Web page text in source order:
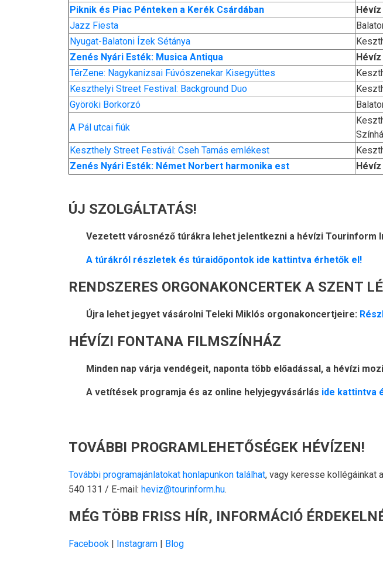
Piknik és Piac Pénteken a Kerék Csárdában
Hévíz
Jazz Fiesta
Nyugat-Balatoni Ízek Sétánya
Zenés Nyári Esték: Musica Antiqua
Hévíz
TérZene: Nagykanizsai Fúvószenekar Kisegyüttes
Keszthelyi Street Festival: Background Duo
Györöki Borkorzó
A Pál utcai fiúk
Keszthely Street Festivál: Cseh Tamás emlékest
Zenés Nyári Esték: Német Norbert harmonika est
Hévíz
ÚJ SZOLGÁLTATÁS!
Vezetett városnéző túrákra lehet jelentkezni a hévízi Tourinform
A túrákról részletek és túraidőpontok ide kattintva érhetők el!
RENDSZERES ORGONAKONCERTEK A SZENT
Újra lehet jegyet vásárolni Teleki Miklós orgonakoncertjeire:
HÉVÍZI FONTANA FILMSZÍNHÁZ
Minden nap várja vendégeit, naponta több előadással, a hévízi
A vetítések programja és az online helyjegyvásárlás ide kattintva
TOVÁBBI PROGRAMLEHETŐSÉGEK HÉVÍZEN!
További programajánlatokat honlapunkon találhat, vagy keresse kollégáinkat
540 131 / E-mail: heviz@tourinform.hu.
MÉG TÖBB FRISS HÍR, INFORMÁCIÓ
Facebook Instagram Blog